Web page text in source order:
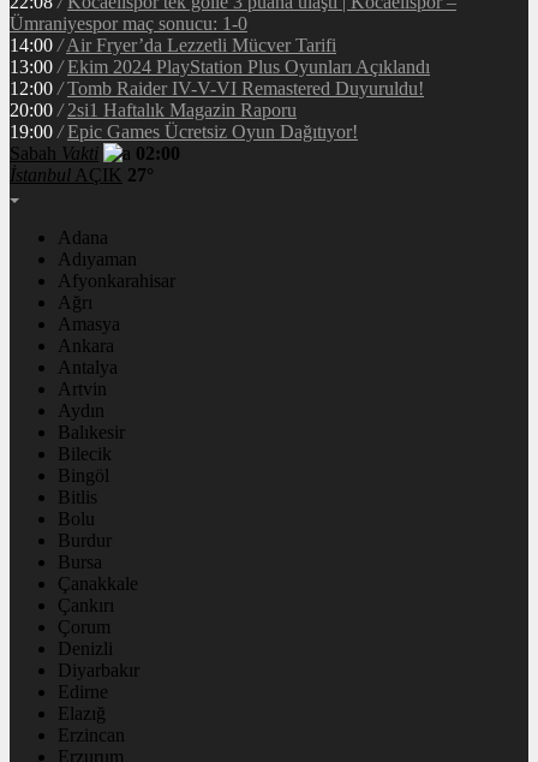
Ümraniyespor maç sonucu: 1-0
14:00 / Air Fryer’da Lezzetli Mücver Tarifi
13:00 / Ekim 2024 PlayStation Plus Oyunları Açıklandı
12:00 / Tomb Raider IV-V-VI Remastered Duyuruldu!
20:00 / 2si1 Haftalık Magazin Raporu
19:00 / Epic Games Ücretsiz Oyun Dağıtıyor!
Sabah Vakti
02:00
İstanbul AÇIK 27°
Adana
Adıyaman
Afyonkarahisar
Ağrı
Amasya
Ankara
Antalya
Artvin
Aydın
Balıkesir
Bilecik
Bingöl
Bitlis
Bolu
Burdur
Bursa
Çanakkale
Çankırı
Çorum
Denizli
Diyarbakır
Edirne
Elazığ
Erzincan
Erzurum